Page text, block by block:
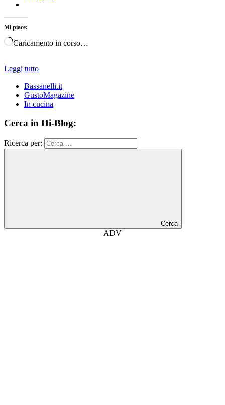
Mi piace:
Caricamento in corso…
Leggi tutto
Bassanelli.it
GustoMagazine
In cucina
Cerca in Hi-Blog:
Ricerca per:
Cerca
ADV